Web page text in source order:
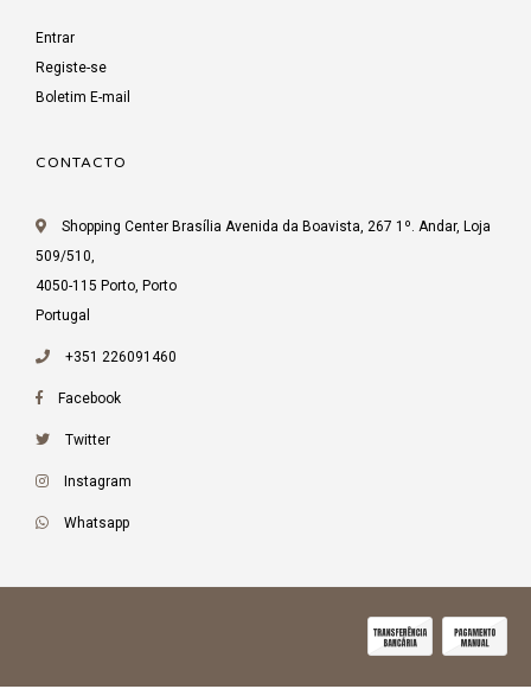
Entrar
Registe-se
Boletim E-mail
CONTACTO
Shopping Center Brasília Avenida da Boavista, 267 1º. Andar, Loja
509/510,
4050-115 Porto, Porto
Portugal
+351 226091460
Facebook
Twitter
Instagram
Whatsapp